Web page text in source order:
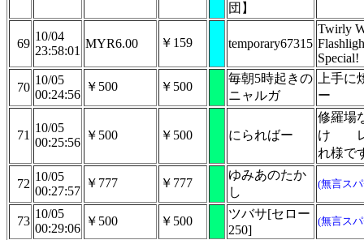
団】
69
10/04
23:58:01
MYR6.00 ￥159 temporary67315
Twirly
Special!
70
10/05
00:24:56
￥500 ￥500
毎朝5時起きの
ニャルガ
上手に
ー
71
10/05
00:25:56
￥500 ￥500 にらればー
修羅場
け
れ様で
72
10/05
00:27:57
￥777 ￥777
ゆみあのたか
し
(無言ス
73
10/05
00:29:06
￥500 ￥500
ツバサ[セロー
250]
(無言ス